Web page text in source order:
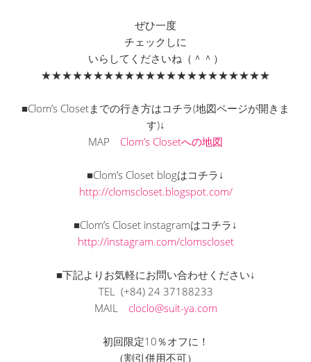
ぜひ一度
チェックしに
いらしてくださいね（＾＾）
★★★★★★★★★★★★★★★★★★★★★★
■Clom’s Closetまでの行き方はコチラ(地図ページが開きま
す)↓
MAP Clom’s Closetへの地図
■Clom’s Closet blogはコチラ↓
http://clomscloset.blogspot.com/
■Clom’s Closet instagramはコチラ↓
http://instagram.com/clomscloset
■下記よりお気軽にお問い合わせください↓
TEL (+84) 24 37188233
MAIL cloclo@suit-ya.com
初回限定10％オフに！
（割引併用不可）